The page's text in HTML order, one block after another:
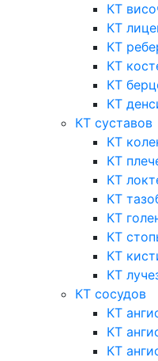
КТ
КТ
КТ
КТ
КТ
КТ
КТ суставов
КТ
КТ
КТ
КТ
КТ
КТ
КТ
КТ
КТ сосудов
КТ
КТ
КТ